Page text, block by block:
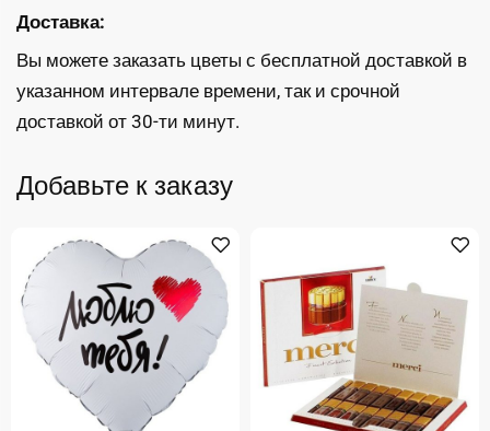
Доставка:
Вы можете заказать цветы с бесплатной доставкой в
указанном интервале времени, так и срочной
доставкой от 30-ти минут.
Добавьте к заказу